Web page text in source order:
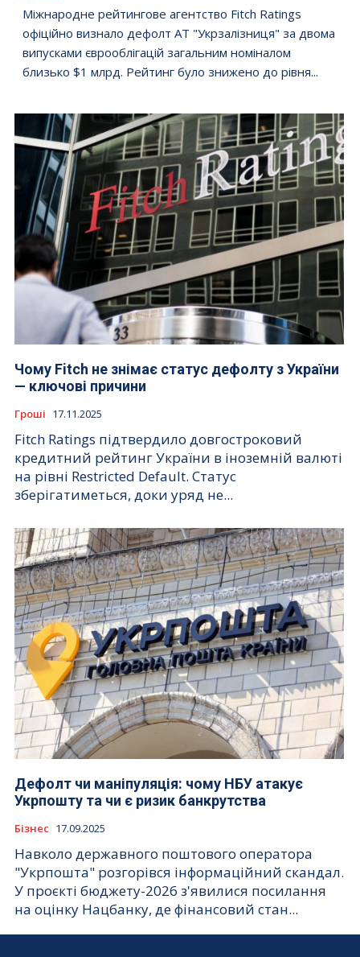
Міжнародне рейтингове агентство Fitch Ratings
офіційно визнало дефолт АТ "Укрзалізниця" за двома
випусками єврооблігацій загальним номіналом
близько $1 млрд. Рейтинг було знижено до рівня...
Чому Fitch не знімає статус дефолту з України
— ключові причини
Гроші 17.11.2025
Fitch Ratings підтвердило довгостроковий
кредитний рейтинг України в іноземній валюті
на рівні Restricted Default. Статус
зберігатиметься, доки уряд не...
Дефолт чи маніпуляція: чому НБУ атакує
Укрпошту та чи є ризик банкрутства
Бізнес 17.09.2025
Навколо державного поштового оператора
"Укрпошта" розгорівся інформаційний скандал.
У проєкті бюджету-2026 з'явилися посилання
на оцінку Нацбанку, де фінансовий стан...